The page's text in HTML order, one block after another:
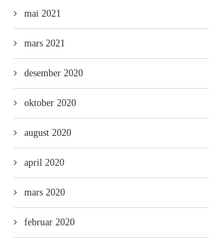
mai 2021
mars 2021
desember 2020
oktober 2020
august 2020
april 2020
mars 2020
februar 2020